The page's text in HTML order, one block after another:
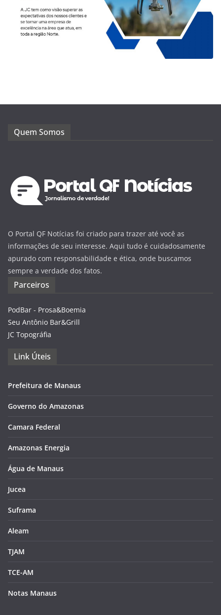
Quem Somos
O Portal QF Notícias foi criado para trazer até você as
informações de seu interesse. Aqui tudo é cuidadosamente
apurado com responsabilidade e ética, onde buscamos
sempre a verdade dos fatos.
Parceiros
PodBar - Prosa&Boemia
Seu Antônio Bar&Grill
JC Topográfia
Link Úteis
Prefeitura de Manaus
Governo do Amazonas
Camara Federal
Amazonas Energia
Água de Manaus
Jucea
Suframa
Aleam
TJAM
TCE-AM
Notas Manaus